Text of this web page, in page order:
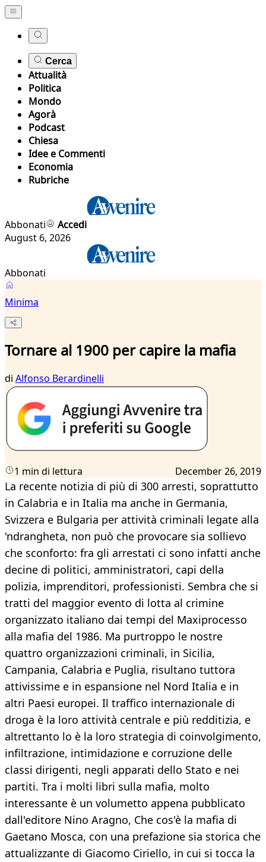
Cerca
Attualità
Politica
Mondo
Agorà
Podcast
Chiesa
Idee e Commenti
Economia
Rubriche
Abbonati
Accedi
August 6, 2026
Abbonati
Minima
Tornare al 1900 per capire la mafia
di Alfonso Berardinelli
1 min di lettura December 26, 2019
La recente notizia di più di 300 arresti, soprattutto
in Calabria e in Italia ma anche in Germania,
Svizzera e Bulgaria per attività criminali legate alla
'ndrangheta, non può che provocare sia sollievo
che sconforto: fra gli arrestati ci sono infatti anche
decine di politici, amministratori, capi della
polizia, imprenditori, professionisti. Sembra che si
tratti del maggior evento di lotta al crimine
organizzato italiano dai tempi del Maxiprocesso
alla mafia del 1986. Ma purtroppo le nostre
quattro organizzazioni criminali, in Sicilia,
Campania, Calabria e Puglia, risultano tuttora
attivissime e in espansione nel Nord Italia e in
altri Paesi europei. Il traffico internazionale di
droga è la loro attività centrale e più redditizia, e
altrettanto lo è la loro strategia di coinvolgimento,
infiltrazione, intimidazione e corruzione delle
classi dirigenti, negli apparati dello Stato e nei
partiti. Tra i molti libri sulla mafia, molto
interessante è un volumetto appena pubblicato
dall'editore Nino Aragno, Che cos'è la mafia di
Gaetano Mosca, con una prefazione sia storica che
attualizzante di Giacomo Ciriello, in cui si tocca la